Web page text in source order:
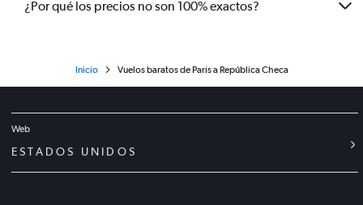
¿Por qué los precios no son 100% exactos?
Inicio Vuelos baratos de París a República Checa
Web
ESTADOS UNIDOS